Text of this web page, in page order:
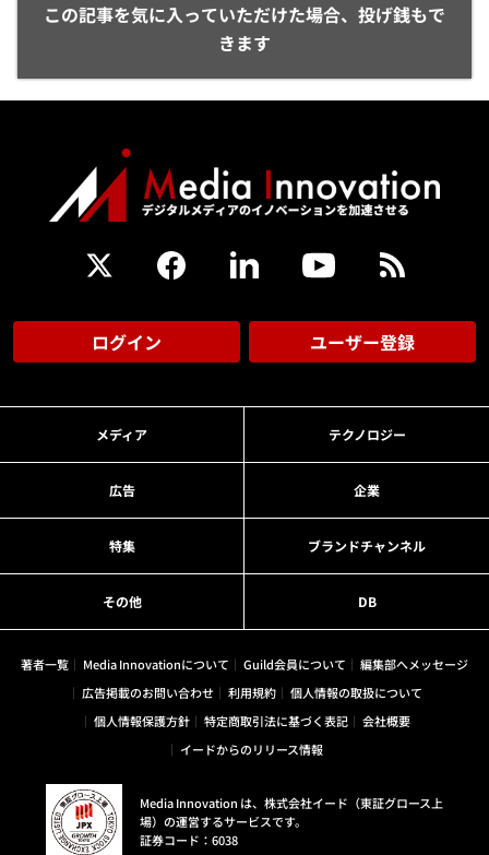
この記事を気に入っていただけた場合、投げ銭もで
きます
ログイン ユーザー登録
メディア テクノロジー
広告 企業
特集 ブランドチャンネル
その他 DB
著者一覧 Media Innovationについて Guild会員について
編集部へメッセージ
広告掲載のお問い合わせ
利用規約
個人情報の取扱について
個人情報保護方針
特定商取引法に基づく表記
会社概要
イードからのリリース情報
Media Innovation は、株式会社イード（東証グロース上
場）の運営するサービスです。
証券コード：6038